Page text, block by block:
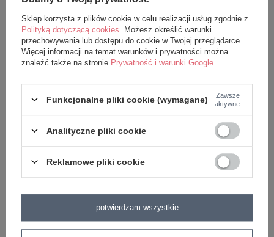
Plecak personalizowany Niebieski
Króliś 2w1
109,99 zł
Zestaw Metoo Personalizowany
Niebieski Króliś i Przytuliś
149,99 zł
Zestaw - Plecak personalizowany
Lalka Metoo personalizowana
Sklep korzysta z plików cookie w celu realizacji usług zgodnie z
Polityką dotyczącą cookies . Możesz określić warunki
przechowywania lub dostępu do cookie w Twojej przeglądarce.
Więcej informacji na temat warunków i prywatności można
znaleźć także na stronie Prywatność i warunki Google
Funkcjonalne pliki cookie (wymagane)
Zawsze
aktywne
Analityczne pliki cookie
Reklamowe pliki cookie
potwierdzam wszystkie